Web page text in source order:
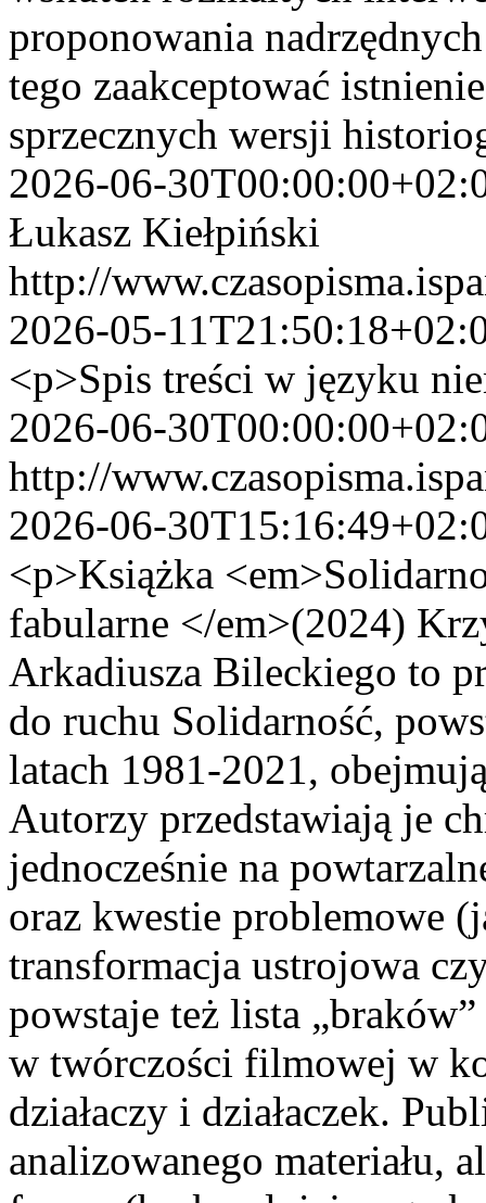
proponowania
tego zaakceptować
sprzecznych wersji
2026-06-
Łukasz Kiełpiński
http://
2026-05-
<p>Spis treści w języku
2026-06-
http://
2026-06-
<p>Książka
fabularne </em>(2024)
Arkadiusza Bileckiego to
do ruchu Solidarność,
latach 1981-2021,
Autorzy przedstawiają je
jednocześnie na
oraz kwestie problemowe
transformacja ustrojowa
powstaje też lista
w twórczości filmowej w
działaczy i działaczek.
analizowanego materiału,